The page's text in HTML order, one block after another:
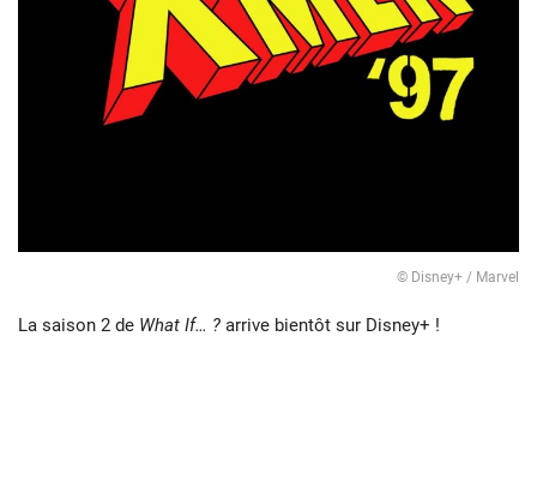
© Disney+ / Marvel
La saison 2 de What If… ? arrive bientôt sur Disney+ !